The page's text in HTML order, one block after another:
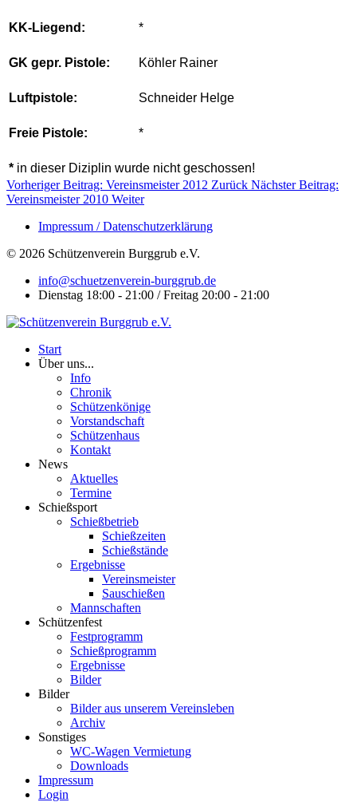
KK-Liegend: *
GK gepr. Pistole: Köhler Rainer
Luftpistole: Schneider Helge
Freie Pistole: *
* in dieser Diziplin wurde nicht geschossen!
Vorheriger Beitrag: Vereinsmeister 2012 Zurück Nächster Beitrag:
Vereinsmeister 2010 Weiter
Impressum / Datenschutzerklärung
© 2026 Schützenverein Burggrub e.V.
info@schuetzenverein-burggrub.de
Dienstag 18:00 - 21:00 / Freitag 20:00 - 21:00
Start
Über uns...
Info
Chronik
Schützenkönige
Vorstandschaft
Schützenhaus
Kontakt
News
Aktuelles
Termine
Schießsport
Schießbetrieb
Schießzeiten
Schießstände
Ergebnisse
Vereinsmeister
Sauschießen
Mannschaften
Schützenfest
Festprogramm
Schießprogramm
Ergebnisse
Bilder
Bilder
Bilder aus unserem Vereinsleben
Archiv
Sonstiges
WC-Wagen Vermietung
Downloads
Impressum
Login